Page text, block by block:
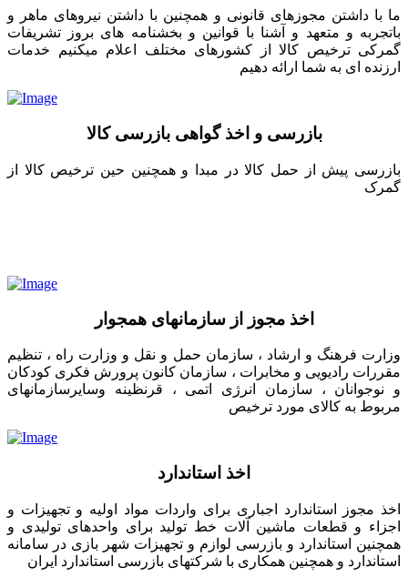
ما با داشتن مجوزهای قانونی و همچنین با داشتن نیروهای ماهر و
باتجربه و متعهد و آشنا با قوانین و بخشنامه های بروز تشریفات
گمرکی ترخیص کالا از کشورهای مختلف اعلام میکنیم خدمات
ارزنده ای به شما ارائه دهیم
بازرسی و اخذ گواهی بازرسی کالا
بازرسی پیش از حمل کالا در مبدا و همچنین حین ترخیص کالا از
گمرک
اخذ مجوز از سازمانهای همجوار
وزارت فرهنگ و ارشاد ، سازمان حمل و نقل و وزارت راه ، تنظیم
مقررات رادیویی و مخابرات ، سازمان کانون پرورش فکری کودکان
و نوجوانان ، سازمان انرژی اتمی ، قرنظینه وسایرسازمانهای
مربوط به کالای مورد ترخیص
اخذ استاندارد
اخذ مجوز استاندارد اجباری برای واردات مواد اولیه و تجهیزات و
اجزاء و قطعات ماشین آلات خط تولید برای واحدهای تولیدی و
همچنین استاندارد و بازرسی لوازم و تجهیزات شهر بازی در سامانه
استاندارد و همچنین همکاری با شرکتهای بازرسی استاندارد ایران